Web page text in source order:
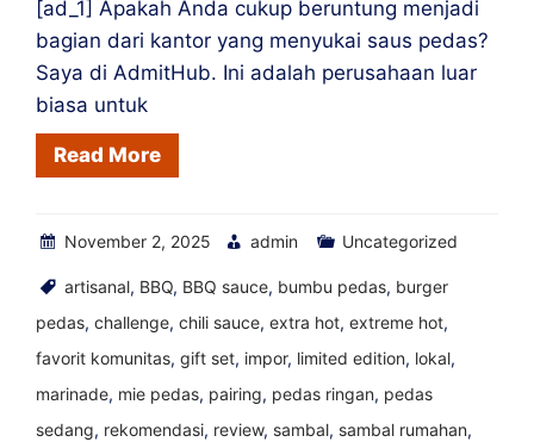
[ad_1] Apakah Anda cukup beruntung menjadi
bagian dari kantor yang menyukai saus pedas?
Saya di AdmitHub. Ini adalah perusahaan luar
biasa untuk
Read More
November 2, 2025 admin Uncategorized
artisanal, BBQ, BBQ sauce, bumbu pedas, burger
pedas, challenge, chili sauce, extra hot, extreme hot,
favorit komunitas, gift set, impor, limited edition, lokal,
marinade, mie pedas, pairing, pedas ringan, pedas
sedang, rekomendasi, review, sambal, sambal rumahan,